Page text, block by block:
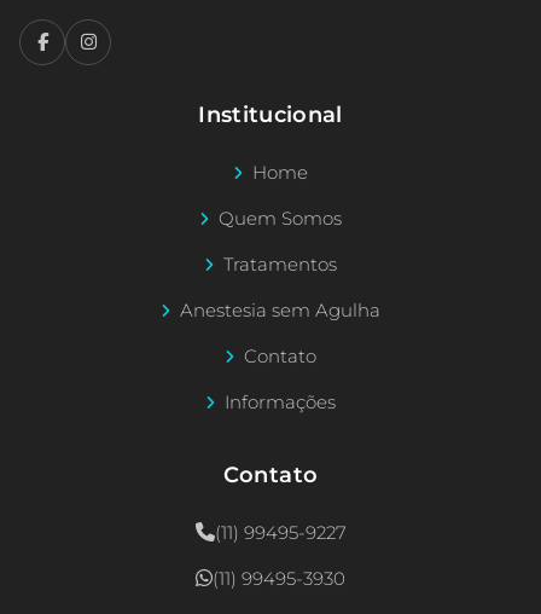
Institucional
Home
Quem Somos
Tratamentos
Anestesia sem Agulha
Contato
Informações
Contato
(11) 99495-9227
(11) 99495-3930